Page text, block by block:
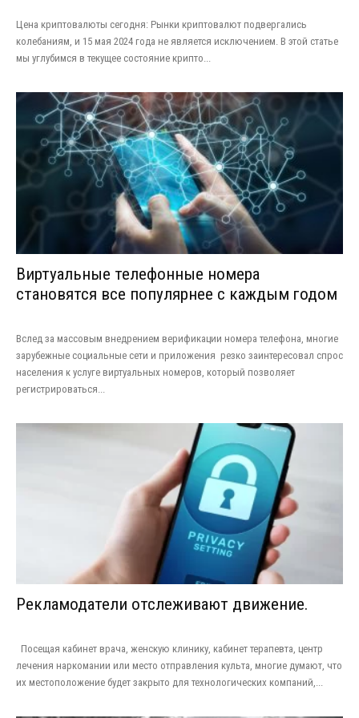
Цена криптовалюты сегодня: Рынки криптовалют подвергались
колебаниям, и 15 мая 2024 года не является исключением. В этой статье
мы углубимся в текущее состояние крипто...
Виртуальные телефонные номера
становятся все популярнее с каждым годом
Вслед за массовым внедрением верификации номера телефона, многие
зарубежные социальные сети и приложения резко заинтересовал спрос
населения к услуге виртуальных номеров, который позволяет
регистрироваться...
Рекламодатели отслеживают движение.
Посещая кабинет врача, женскую клинику, кабинет терапевта, центр
лечения наркомании или место отправления культа, многие думают, что
их местоположение будет закрыто для технологических компаний,...